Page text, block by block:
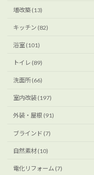
増改築 (13)
キッチン (82)
浴室 (101)
トイレ (89)
洗面所 (66)
室内改装 (197)
外装・屋根 (91)
ブラインド (7)
自然素材 (10)
電化リフォーム (7)